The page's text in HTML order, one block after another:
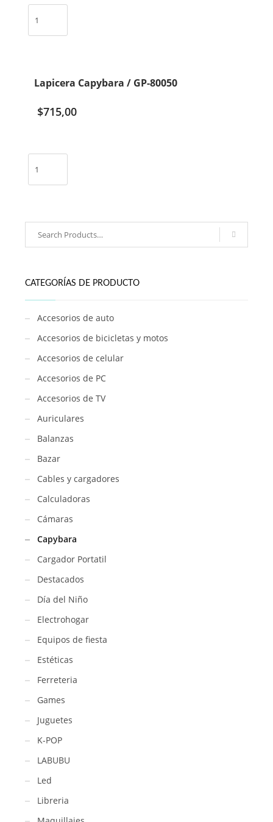
lapicera
Lapicera Capybara / GP-80050
$715,00
Capybara
CATEGORÍAS DE PRODUCTO
Accesorios de auto
Accesorios de bicicletas y motos
Accesorios de celular
Accesorios de PC
Accesorios de TV
Auriculares
Balanzas
Bazar
Cables y cargadores
Calculadoras
Cámaras
Capybara
Cargador Portatil
Destacados
Día del Niño
Electrohogar
Equipos de fiesta
Estéticas
Ferreteria
Games
Juguetes
K-POP
LABUBU
Led
Libreria